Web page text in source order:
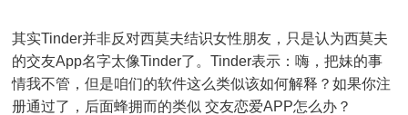
其实Tinder并非反对西莫夫结识女性朋友，只是认为西莫夫
的交友App名字太像Tinder了。Tinder表示：嗨，把妹的事
情我不管，但是咱们的软件这么类似该如何解释？如果你注
册通过了，后面蜂拥而的类似 交友恋爱APP怎么办？